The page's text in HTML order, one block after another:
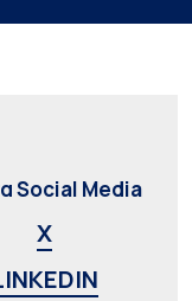
Social Media
X